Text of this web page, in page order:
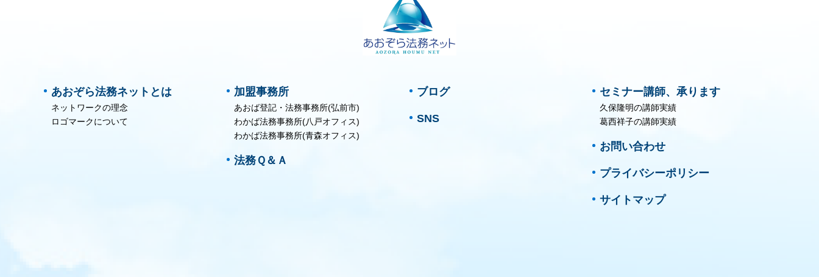
あおぞら法務ネットとは
ネットワークの理念
ロゴマークについて
加盟事務所
あおば登記・法務事務所(弘前市)
わかば法務事務所(八戸オフィス)
わかば法務事務所(青森オフィス)
法務Ｑ＆Ａ
ブログ
SNS
セミナー講師、承ります
久保隆明の講師実績
葛西祥子の講師実績
お問い合わせ
プライバシーポリシー
サイトマップ